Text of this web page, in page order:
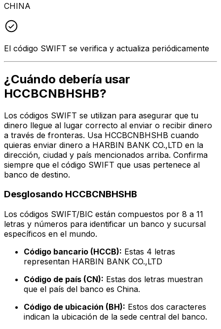
CHINA
El código SWIFT se verifica y actualiza periódicamente
¿Cuándo debería usar
HCCBCNBHSHB?
Los códigos SWIFT se utilizan para asegurar que tu
dinero llegue al lugar correcto al enviar o recibir dinero
a través de fronteras. Usa HCCBCNBHSHB cuando
quieras enviar dinero a HARBIN BANK CO.,LTD en la
dirección, ciudad y país mencionados arriba. Confirma
siempre que el código SWIFT que usas pertenece al
banco de destino.
Desglosando HCCBCNBHSHB
Los códigos SWIFT/BIC están compuestos por 8 a 11
letras y números para identificar un banco y sucursal
específicos en el mundo.
Código bancario (HCCB): Estas 4 letras
representan HARBIN BANK CO.,LTD
Código de país (CN): Estas dos letras muestran
que el país del banco es China.
Código de ubicación (BH): Estos dos caracteres
indican la ubicación de la sede central del banco.